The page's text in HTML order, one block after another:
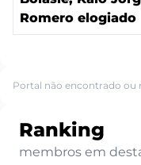
Romero elogiado
Portal não encontrado ou
Ranking
membros em